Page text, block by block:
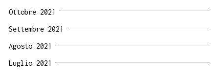
Ottobre 2021
Settembre 2021
Agosto 2021
Luglio 2021